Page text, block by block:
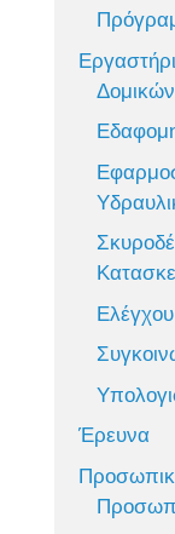
Έρευνα